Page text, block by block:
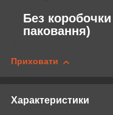
Без
паковання)
Приховати
Характеристики